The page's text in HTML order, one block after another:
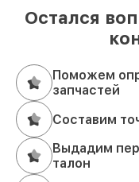
Остался
Поможем
запчастей
Составим
Выдадим
талон